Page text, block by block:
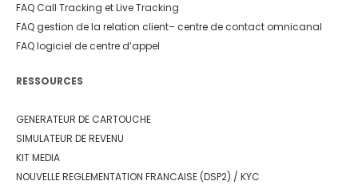
FAQ Call Tracking et Live Tracking
FAQ gestion de la relation client– centre de contact omnicanal
FAQ logiciel de centre d’appel
RESSOURCES
GENERATEUR DE CARTOUCHE
SIMULATEUR DE REVENU
KIT MEDIA
NOUVELLE REGLEMENTATION FRANCAISE (DSP2) / KYC